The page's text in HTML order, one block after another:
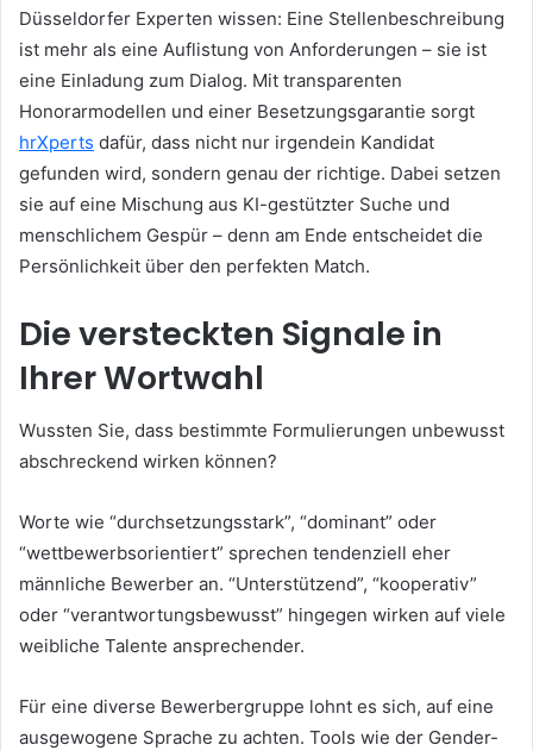
Düsseldorfer Experten wissen: Eine Stellenbeschreibung
ist mehr als eine Auflistung von Anforderungen – sie ist
eine Einladung zum Dialog. Mit transparenten
Honorarmodellen und einer Besetzungsgarantie sorgt
hrXperts dafür, dass nicht nur irgendein Kandidat
gefunden wird, sondern genau der richtige. Dabei setzen
sie auf eine Mischung aus KI-gestützter Suche und
menschlichem Gespür – denn am Ende entscheidet die
Persönlichkeit über den perfekten Match.
Die versteckten Signale in
Ihrer Wortwahl
Wussten Sie, dass bestimmte Formulierungen unbewusst
abschreckend wirken können?
Worte wie “durchsetzungsstark”, “dominant” oder
“wettbewerbsorientiert” sprechen tendenziell eher
männliche Bewerber an. “Unterstützend”, “kooperativ”
oder “verantwortungsbewusst” hingegen wirken auf viele
weibliche Talente ansprechender.
Für eine diverse Bewerbergruppe lohnt es sich, auf eine
ausgewogene Sprache zu achten. Tools wie der Gender-